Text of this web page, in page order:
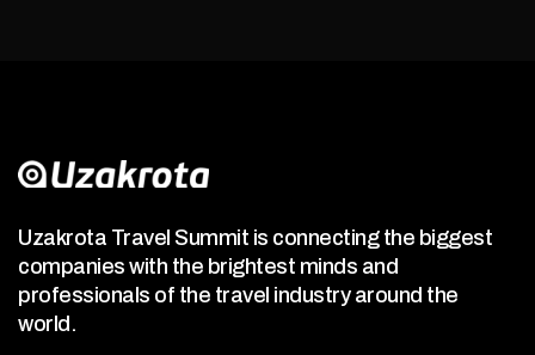
Uzakrota Travel Summit is connecting the biggest
companies with the brightest minds and
professionals of the travel industry around the
world.